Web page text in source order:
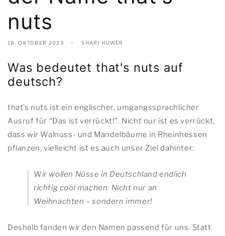
nuts
18. OKTOBER 2023 SHARI HUWER
Was bedeutet that's nuts auf
deutsch?
that’s nuts ist ein englischer, umgangssprachlicher
Ausruf für “Das ist verrückt!”. Nicht nur ist es verrückt,
dass wir Walnuss- und Mandelbäume in Rheinhessen
pflanzen, vielleicht ist es auch unser Ziel dahinter:
Wir wollen Nüsse in Deutschland endlich
richtig cool machen. Nicht nur an
Weihnachten – sondern immer!
Deshalb fanden wir den Namen passend für uns. Statt